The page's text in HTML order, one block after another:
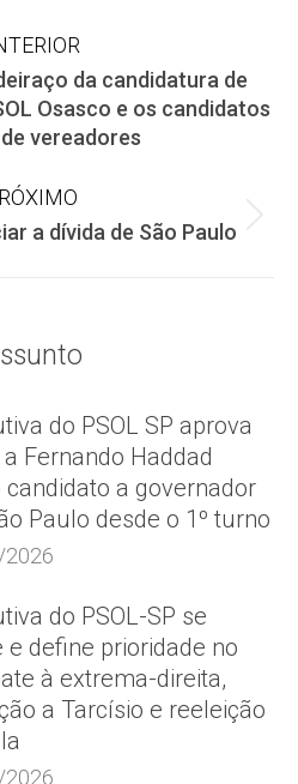
Post
anterior:
da candidatura de
Osasco e os candidatos
vereadores
Próximo
a dívida de São Paulo
do PSOL SP aprova
Fernando Haddad
a governador
Paulo desde o 1º turno
do PSOL-SP se
e define prioridade no
à extrema-direita,
a Tarcísio e reeleição